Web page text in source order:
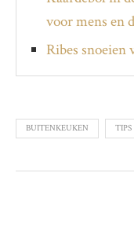
voor mens en
Ribes snoeien
BUITENKEUKEN TIPS